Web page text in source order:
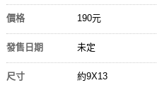
價格 190元
發售日期 未定
尺寸 約9X13